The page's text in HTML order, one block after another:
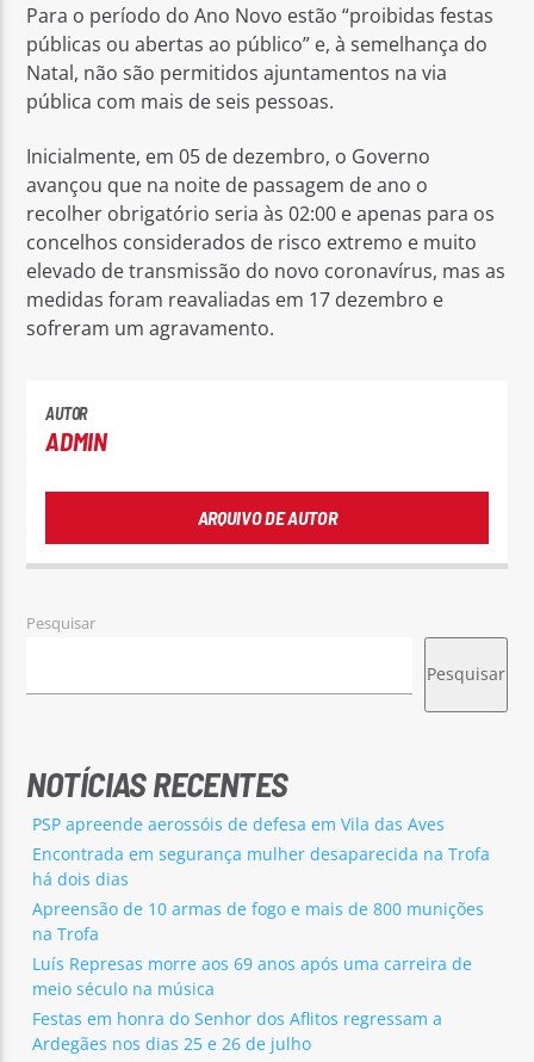
Para o período do Ano Novo estão “proibidas festas
públicas ou abertas ao público” e, à semelhança do
Natal, não são permitidos ajuntamentos na via
pública com mais de seis pessoas.
Inicialmente, em 05 de dezembro, o Governo
avançou que na noite de passagem de ano o
recolher obrigatório seria às 02:00 e apenas para os
concelhos considerados de risco extremo e muito
elevado de transmissão do novo coronavírus, mas as
medidas foram reavaliadas em 17 dezembro e
sofreram um agravamento.
AUTOR
ADMIN
ARQUIVO DE AUTOR
Pesquisar
Pesquisar
NOTÍCIAS RECENTES
PSP apreende aerossóis de defesa em Vila das Aves
Encontrada em segurança mulher desaparecida na Trofa
há dois dias
Apreensão de 10 armas de fogo e mais de 800 munições
na Trofa
Luís Represas morre aos 69 anos após uma carreira de
meio século na música
Festas em honra do Senhor dos Aflitos regressam a
Ardegães nos dias 25 e 26 de julho